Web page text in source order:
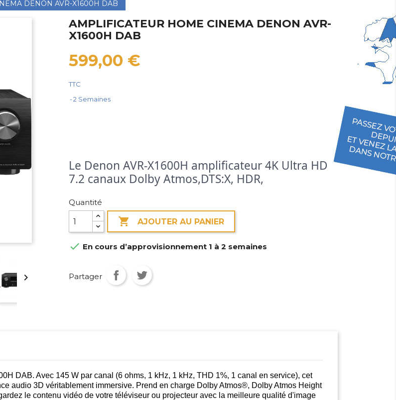
DENON AVR-X1600H DAB

AMPLIFICATEUR HOME CINEMA DENON AVR-
X1600H DAB
599,00 €
TTC
2 Semaines
Le Denon AVR-X1600H amplificateur 4K Ultra HD
7.2 canaux Dolby Atmos,DTS:X, HDR,
Quantité
 AJOUTER AU PANIER
 En cours d’approvisionnement 1 à 2 semaines
Partager
DAB. Avec 145 W par canal (6 ohms, 1 kHz, 1 kHz, THD 1%, 1 canal en service), cet
audio 3D véritablement immersive. Prend en charge Dolby Atmos®, Dolby Atmos Height
le contenu vidéo de votre téléviseur ou projecteur avec la meilleure qualité d'image